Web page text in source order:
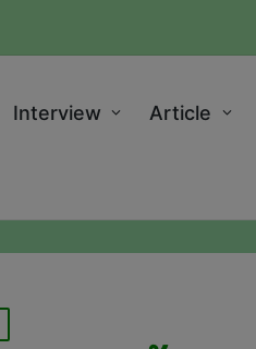
Interview Article